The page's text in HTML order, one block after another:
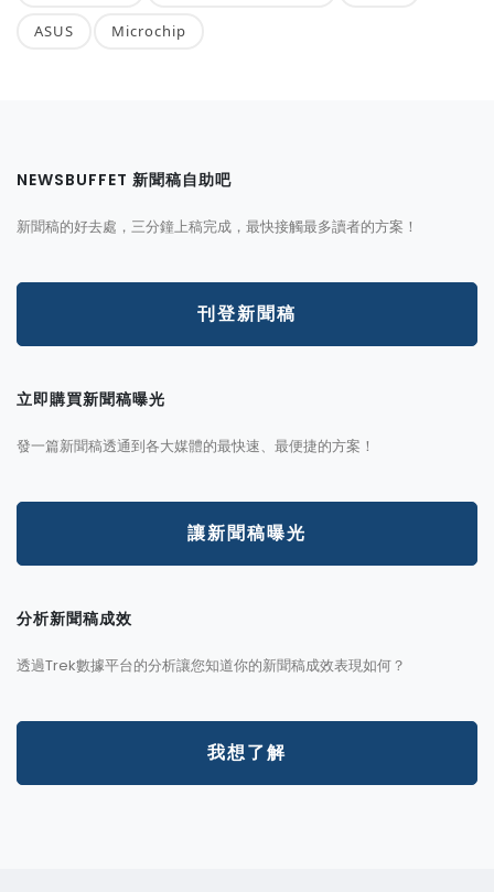
ASUS Microchip
NEWSBUFFET 新聞稿自助吧
新聞稿的好去處，三分鐘上稿完成，最快接觸最多讀者的方案！
刊登新聞稿
立即購買新聞稿曝光
發一篇新聞稿透通到各大媒體的最快速、最便捷的方案！
讓新聞稿曝光
分析新聞稿成效
透過Trek數據平台的分析讓您知道你的新聞稿成效表現如何？
我想了解